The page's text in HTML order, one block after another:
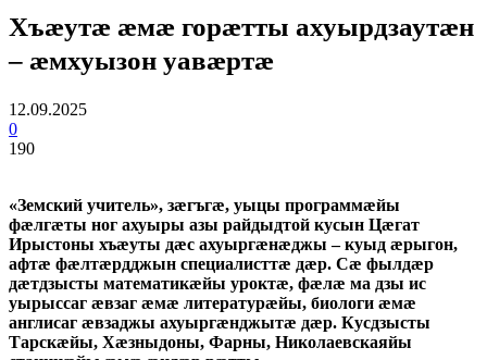
Хъæутæ æмæ горæтты ахуырдзаутæн
– æмхуызон уавæртæ
12.09.2025
0
190
«Земский учитель», зæгъгæ, уыцы программæйы
фæлгæты ног ахуыры азы райдыдтой кусын Цæгат
Ирыстоны хъæуты дæс ахуыргæнæджы – куыд æрыгон,
афтæ фæлтæрдджын специалисттæ дæр. Сæ фылдæр
дæтдзысты математикæйы уроктæ, фæлæ ма дзы ис
уырыссаг æвзаг æмæ литературæйы, биологи æмæ
англисаг æвзаджы ахуыргæнджытæ дæр. Кусдзысты
Тарскæйы, Хæзныдоны, Фарны, Николаевскаяйы